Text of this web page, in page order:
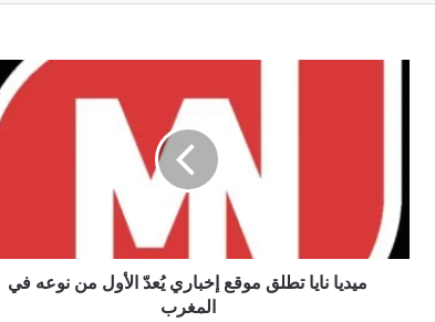
ا
ميديا نايا تطلق موقع إخباري يُعدّ الأول من نوعه في
المغرب